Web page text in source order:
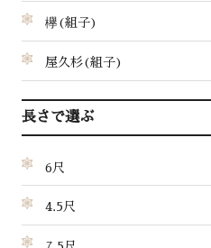
欅(組子)
屋久杉(組子)
長さで選ぶ
6尺
4.5尺